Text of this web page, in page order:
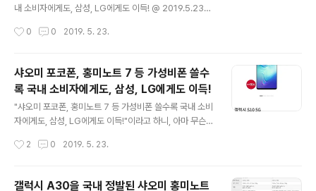
캡처를 하지 않았다.) 5월 23일에 화면 캡처한 것은 5월 2
때문에 누가 의도적으로 중고 시세를 올리기 위해 네..
내 소비자에게도, 삼성, LG에게도 이득! @ 2019.5.23라
고, 홍미노트 7이 은근히 잘 팔리고 있다는 이야길했다. 그
에 조용히 안착한 샤오미 스마트폰. ...[중략]... 홍미노트 7
이 롯데하이마트몰에서 2시간만에 1,500대가 소진되었
고, 그 뒤로도 계속 팔려서, 보름만에 9천대가 팔렸다. 갤럭
시 A30은 오픈마켓에서 사전 판매로 2,000대를 팔았다.
...[중략]... 임온유 기자의 글 '외산폰의 무덤'서 존재감 드
"포코폰F1의 가격은 42만9000원이지만 갤럭..
0 0 2019. 5. 23.
샤오미 포코폰, 홍미노트 7 등 가성비폰 쓸수
록 국내 소비자에게도, 삼성, LG에게도 이득!
"샤오미 포코폰, 홍미노트 7 등 가성비폰 쓸수록 국내 소비
자에게도, 삼성, LG에게도 이득!"이라고 하니, 아마 무슨
에는 다양한 제품이 존재해야 한다. 그래야 소비자가 자신
반대로 기업은 소비자가 요구하는 제품을 만들기 위해 많
2 0 2019. 5. 23.
갤럭시 A30을 국내 정발된 샤오미 홍미노트